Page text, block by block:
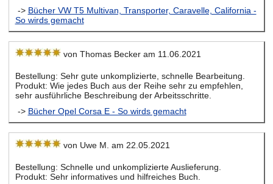
-> Bücher VW T5 Multivan, Transporter, Caravelle, California -
So wirds gemacht
von Thomas Becker am 11.06.2021
Bestellung: Sehr gute unkomplizierte, schnelle Bearbeitung.
Produkt: Wie jedes Buch aus der Reihe sehr zu empfehlen,
sehr ausführliche Beschreibung der Arbeitsschritte.
-> Bücher Opel Corsa E - So wirds gemacht
von Uwe M. am 22.05.2021
Bestellung: Schnelle und unkomplizierte Auslieferung.
Produkt: Sehr informatives und hilfreiches Buch.